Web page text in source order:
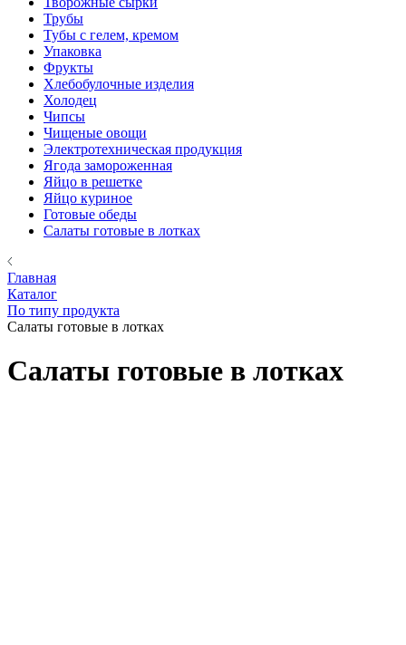
Трубы
Тубы с гелем, кремом
Упаковка
Фрукты
Хлебобулочные изделия
Холодец
Чипсы
Чищеные овощи
Электротехническая продукция
Ягода замороженная
Яйцо в решетке
Яйцо куриное
Готовые обеды
Салаты готовые в лотках
Главная
Каталог
По типу продукта
Салаты готовые в лотках
Салаты готовые в лотках